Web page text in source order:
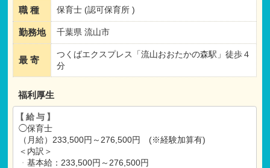
職 種 保育士 (認可保育所 )
勤務地 千葉県 流山市
最 寄
つくばエクスプレス「流山おおたかの森駅」徒歩４
分
福利厚生
【給与】
◯保育士
（月給）233,500円～276,500円 (※経験加算有)
＜内訳＞
・ 基本給：233,500円～276,500円